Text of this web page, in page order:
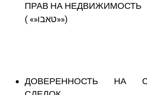
ПРАВ НА НЕДВИЖИМОСТЬ
( «»טאבו»»)
ДОВЕРЕННОСТЬ НА